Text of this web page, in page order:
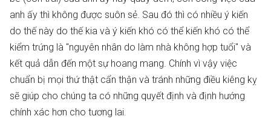
anh ấy thì không được suôn sẻ. Sau đó thì có nhiều ý kiến
do thế này do thế kia và ý kiến khó có thể kiến khó có thể
kiểm trứng là "nguyên nhân do làm nhà không hợp tuổi" và
kết quả dẫn đến một sự hoang mang. Chính vì vậy việc
chuẩn bị mọi thứ thật cẩn thận và tránh những điều kiêng kỵ
sẽ giúp cho chúng ta có những quyết định và định hướng
chính xác hơn cho tương lai.